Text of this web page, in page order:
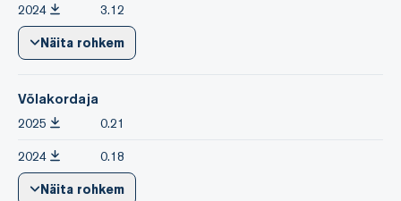
2024 3.12
Näita rohkem
Võlakordaja
2025 0.21
2024 0.18
Näita rohkem